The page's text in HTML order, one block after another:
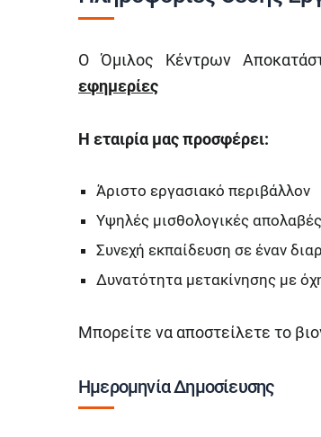
Ο Όμιλος Κέντρων
εφημερίες
Η εταιρία μας προσφέρει:
Άριστο εργασιακό περιβάλλον
Υψηλές μισθολογικές
Συνεχή εκπαίδευση σε έναν
Δυνατότητα μετακίνησης με
Μπορείτε να αποστείλετε το
Ημερομηνία Δημοσίευσης